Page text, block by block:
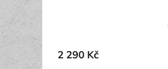
2 290 Kč